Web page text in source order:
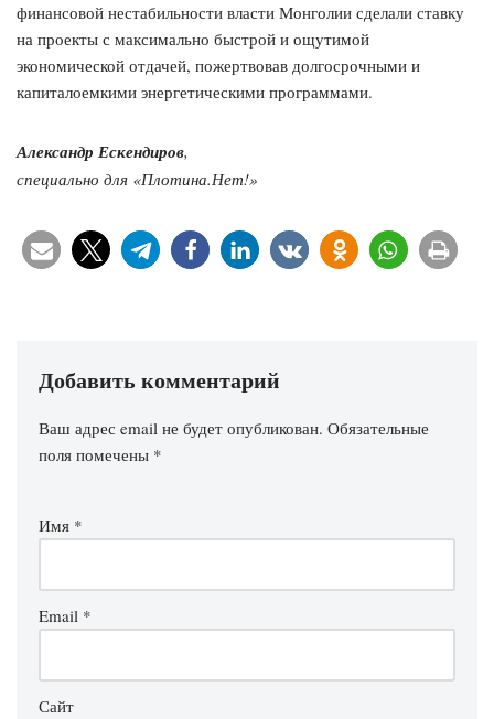
финансовой нестабильности власти Монголии сделали ставку
на проекты с максимально быстрой и ощутимой
экономической отдачей, пожертвовав долгосрочными и
капиталоемкими энергетическими программами.
Александр Ескендиров,
специально для «Плотина.Нет!»
Добавить комментарий
Ваш адрес email не будет опубликован. Обязательные
поля помечены *
Имя *
Email *
Сайт